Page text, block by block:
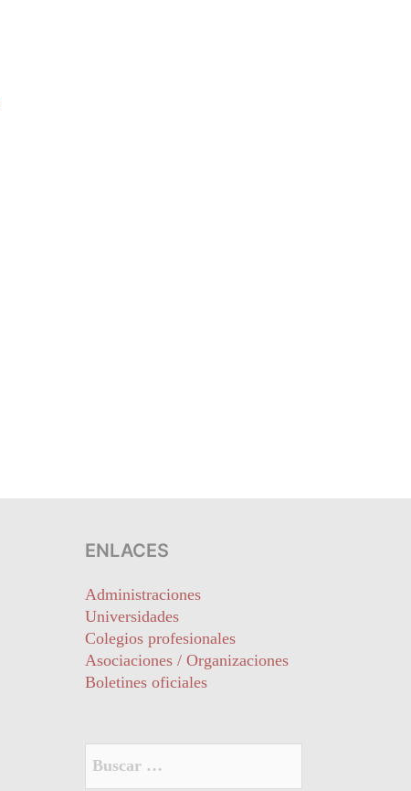
ENLACES
Administraciones
Universidades
Colegios profesionales
Asociaciones / Organizaciones
Boletines oficiales